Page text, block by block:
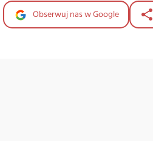
Obserwuj nas w Google